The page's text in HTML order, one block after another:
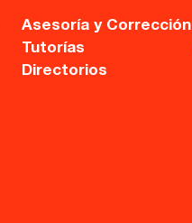
Asesoría y Corrección
Tutorías
Directorios